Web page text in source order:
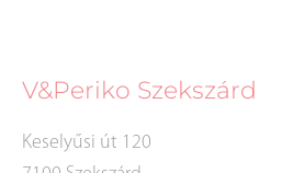
V&Periko Szekszárd
Keselyűsi út 120